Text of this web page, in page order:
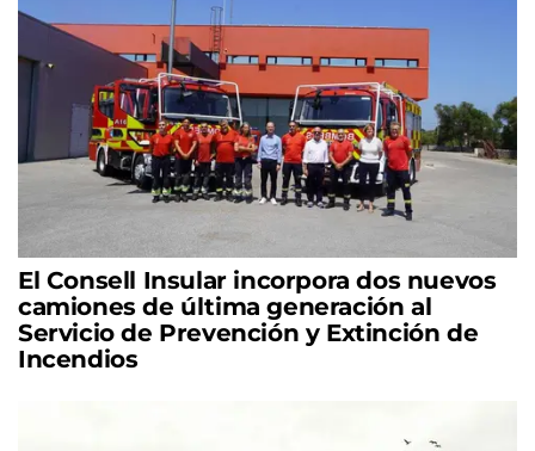
El Consell Insular incorpora dos nuevos
camiones de última generación al
Servicio de Prevención y Extinción de
Incendios